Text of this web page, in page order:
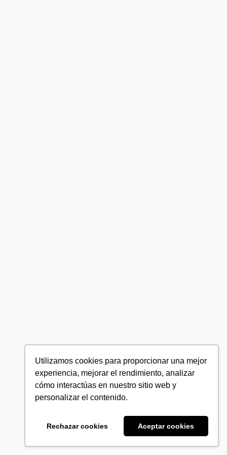
Utilizamos cookies para proporcionar una mejor
experiencia, mejorar el rendimiento, analizar
cómo interactúas en nuestro sitio web y
personalizar el contenido.
Rechazar cookies Aceptar cookies